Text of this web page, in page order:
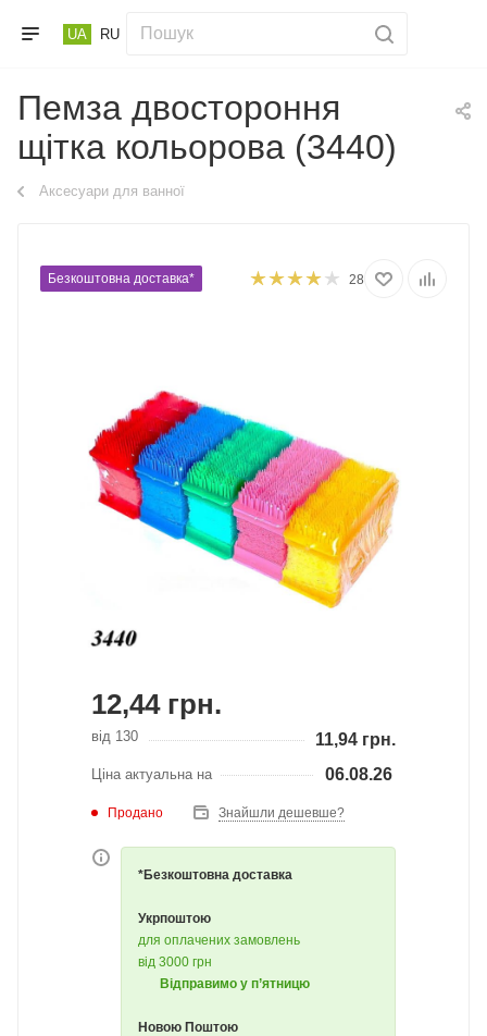
UA RU
Пемза двостороння
щітка кольорова (3440)
Аксесуари для ванної
Безкоштовна доставка* 28
12,44грн.
від 130 11,94 грн.
Ціна актуальна на 06.08.26
Продано Знайшли дешевше?
*Безкоштовна доставка
Укрпоштою
для оплачених замовлень
від 3000 грн
Відправимо у п’ятницю
Новою Поштою